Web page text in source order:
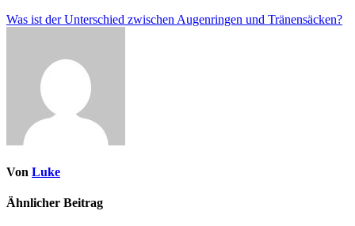
Beitragsnavigation
Was ist der Unterschied zwischen Augenringen und Tränensäcken?
Von Luke
Ähnlicher Beitrag